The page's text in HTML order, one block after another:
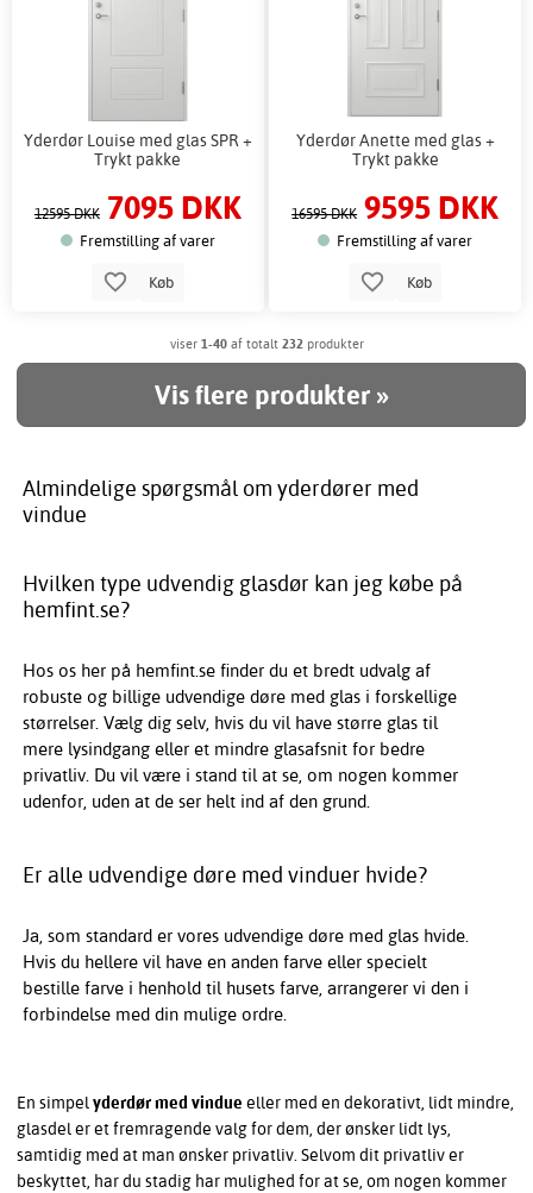
Yderdør Louise med glas SPR +
Trykt pakke
12595 DKK 7095 DKK
Fremstilling af varer
Køb
Yderdør Anette med glas +
Trykt pakke
16595 DKK 9595 DKK
Fremstilling af varer
Køb
viser 1-40af totalt 232produkter
Vis flere produkter »
Almindelige spørgsmål om yderdører med
vindue
Hvilken type udvendig glasdør kan jeg købe på
hemfint.se?
Hos os her på hemfint.se finder du et bredt udvalg af
robuste og billige udvendige døre med glas i forskellige
størrelser. Vælg dig selv, hvis du vil have større glas til
mere lysindgang eller et mindre glasafsnit for bedre
privatliv. Du vil være i stand til at se, om nogen kommer
udenfor, uden at de ser helt ind af den grund.
Er alle udvendige døre med vinduer hvide?
Ja, som standard er vores udvendige døre med glas hvide.
Hvis du hellere vil have en anden farve eller specielt
bestille farve i henhold til husets farve, arrangerer vi den i
forbindelse med din mulige ordre.
En simpelyderdør med vindue eller med en dekorativt, lidt mindre,
glasdel er et fremragende valg for dem, der ønsker lidt lys,
samtidig med at man ønsker privatliv. Selvom dit privatliv er
beskyttet, har du stadig har mulighed for at se, om nogen kommer